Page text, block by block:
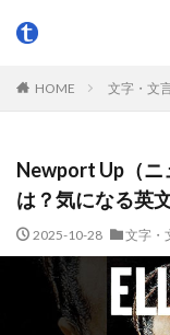
HOME 文字・文
Newport Up（ニ
は？気になる英
2025-10-28 文字・